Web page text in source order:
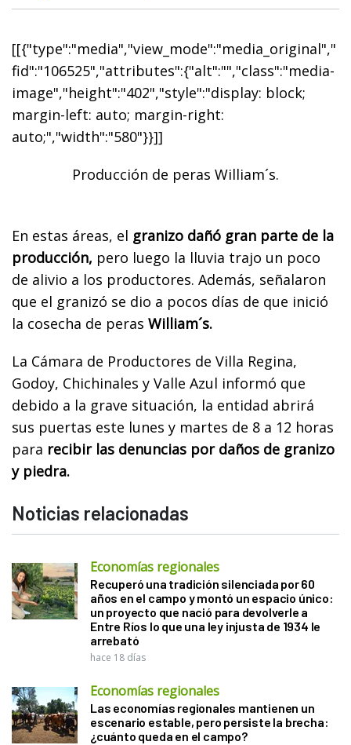
[[{"type":"media","view_mode":"media_original","
fid":"106525","attributes":{"alt":"","class":"media-
image","height":"402","style":"display: block;
margin-left: auto; margin-right:
auto;","width":"580"}}]]
Producción de peras William´s.
En estas áreas, el granizo dañó gran parte de la
producción, pero luego la lluvia trajo un poco
de alivio a los productores. Además, señalaron
que el granizó se dio a pocos días de que inició
la cosecha de peras William´s.
La Cámara de Productores de Villa Regina,
Godoy, Chichinales y Valle Azul informó que
debido a la grave situación, la entidad abrirá
sus puertas este lunes y martes de 8 a 12 horas
para recibir las denuncias por daños de granizo
y piedra.
Noticias relacionadas
Economías regionales
Recuperó una tradición silenciada por 60
años en el campo y montó un espacio único:
un proyecto que nació para devolverle a
Entre Ríos lo que una ley injusta de 1934 le
arrebató
hace 18 días
Economías regionales
Las economías regionales mantienen un
escenario estable, pero persiste la brecha:
¿cuánto queda en el campo?